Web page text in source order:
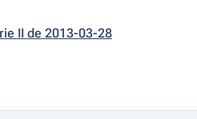
II de 2013-03-28